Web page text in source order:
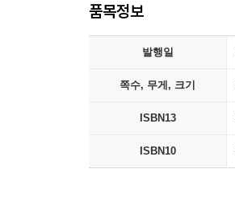
품목정보
발행일
쪽수, 무게, 크기
ISBN13
ISBN10